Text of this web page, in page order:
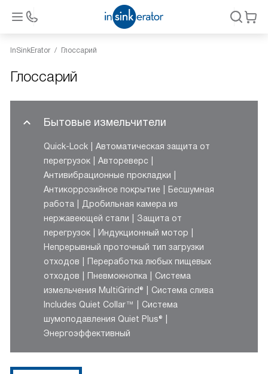
InSinkErator Глоссарий
Глоссарий
Бытовые измельчители
Quick-Lock
Автоматическая защита от
перегрузок
Автореверс
Антивибрационные прокладки
Антикоррозийное покрытие
Бесшумная
работа
Дробильная камера из
нержавеющей стали
Защита от
перегрузок
Индукционный мотор
Непрерывный проточный тип загрузки
отходов
Переработка любых пищевых
отходов
Пневмокнопка
Система
измельчения MultiGrind®
Система слива
Includes Quiet Collar™
Система
шумоподавления Quiet Plus®
Энергоэффективный